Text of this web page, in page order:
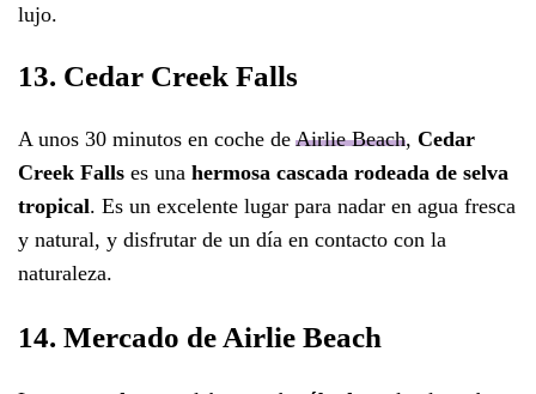
lujo.
13. Cedar Creek Falls
A unos 30 minutos en coche de Airlie Beach, Cedar
Creek Falls es una hermosa cascada rodeada de selva
tropical. Es un excelente lugar para nadar en agua fresca
y natural, y disfrutar de un día en contacto con la
naturaleza.
14. Mercado de Airlie Beach